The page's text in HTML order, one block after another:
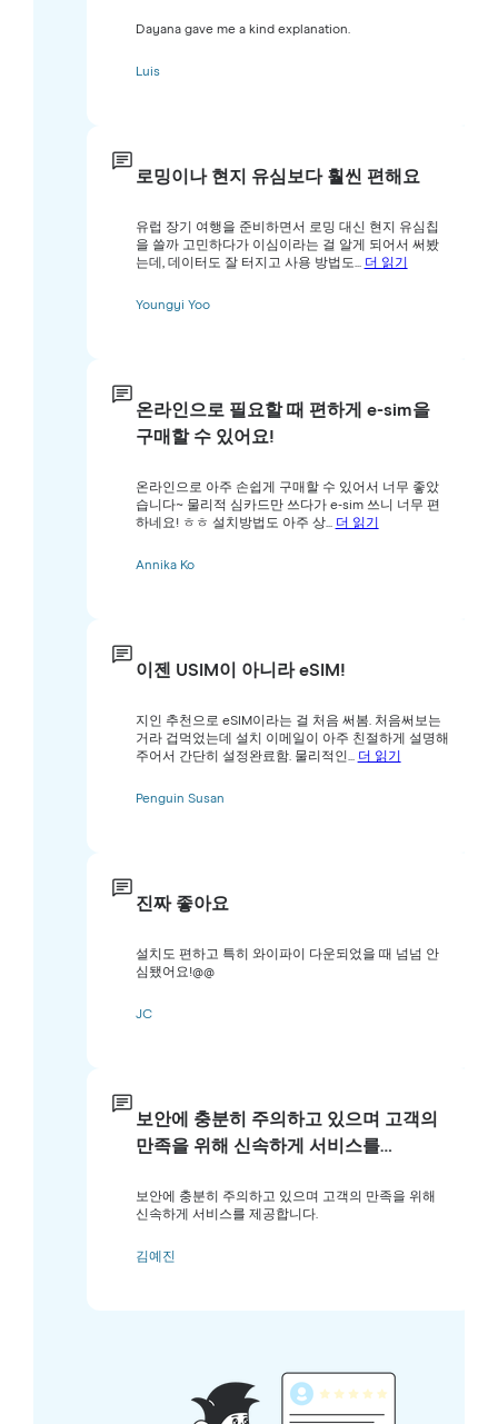
Dayana gave me a kind explanation.
Luis
로밍이나 현지 유심보다 훨씬 편해요
유럽 장기 여행을 준비하면서 로밍 대신 현지 유심칩
을 쓸까 고민하다가 이심이라는 걸 알게 되어서 써봤
는데, 데이터도 잘 터지고 사용 방법도... 더 읽기
Youngyi Yoo
온라인으로 필요할 때 편하게 e-sim을
구매할 수 있어요!
온라인으로 아주 손쉽게 구매할 수 있어서 너무 좋았
습니다~ 물리적 심카드만 쓰다가 e-sim 쓰니 너무 편
하네요! ㅎㅎ 설치방법도 아주 상... 더 읽기
Annika Ko
이젠 USIM이 아니라 eSIM!
지인 추천으로 eSIM이라는 걸 처음 써봄. 처음써보는
거라 겁먹었는데 설치 이메일이 아주 친절하게 설명해
주어서 간단히 설정완료함. 물리적인... 더 읽기
Penguin Susan
진짜 좋아요
설치도 편하고 특히 와이파이 다운되었을 때 넘넘 안
심됐어요!@@
JC
보안에 충분히 주의하고 있으며 고객의
만족을 위해 신속하게 서비스를…
보안에 충분히 주의하고 있으며 고객의 만족을 위해
신속하게 서비스를 제공합니다.
김예진